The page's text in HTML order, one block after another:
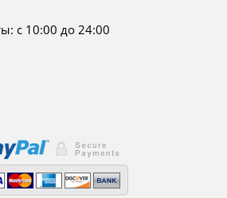
с 10:00 до 24:00